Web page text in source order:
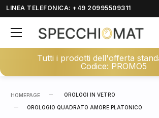
LINEA TELEFONICA: +49 20995509311
Tutti i prodotti dell'offerta
Codice: PROMO5
HOMEPAGE OROLOGI IN VETRO
OROLOGIO QUADRATO AMORE PLATONICO